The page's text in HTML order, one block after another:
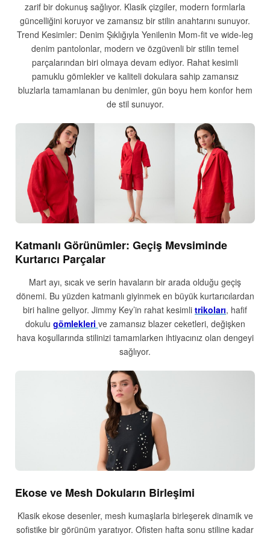
zarif bir dokunuş sağlıyor. Klasik çizgiler, modern formlarla
güncelliğini koruyor ve zamansız bir stilin anahtarını sunuyor.
Trend Kesimler: Denim Şıklığıyla Yenilenin Mom-fit ve wide-leg
denim pantolonlar, modern ve özgüvenli bir stilin temel
parçalarından biri olmaya devam ediyor. Rahat kesimli
pamuklu gömlekler ve kaliteli dokulara sahip zamansız
bluzlarla tamamlanan bu denimler, gün boyu hem konfor hem
de stil sunuyor.
Katmanlı Görünümler: Geçiş Mevsiminde
Kurtarıcı Parçalar
Mart ayı, sıcak ve serin havaların bir arada olduğu geçiş
dönemi. Bu yüzden katmanlı giyinmek en büyük kurtarıcılardan
biri haline geliyor. Jimmy Key’in rahat kesimli trikoları, hafif
dokulu gömlekleri ve zamansız blazer ceketleri, değişken
hava koşullarında stilinizi tamamlarken ihtiyacınız olan dengeyi
sağlıyor.
Ekose ve Mesh Dokuların Birleşimi
Klasik ekose desenler, mesh kumaşlarla birleşerek dinamik ve
sofistike bir görünüm yaratıyor. Ofisten hafta sonu stiline kadar